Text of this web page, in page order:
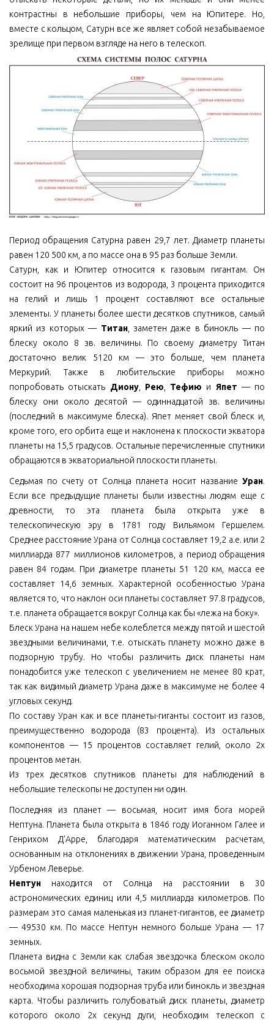
контрастны в небольшие приборы, чем на Юпитере. Но,
вместе с кольцом, Сатурн все же являет собой незабываемое
зрелище при первом взгляде на него в телескоп.
Период обращения Сатурна равен 29,7 лет. Диаметр планеты
равен 120 500 км, а по массе она в 95 раз больше Земли.
Сатурн, как и Юпитер относится к газовым гигантам. Он
состоит на 96 процентов из водорода, 3 процента приходится
на гелий и лишь 1 процент составляют все остальные
элементы. У планеты более шести десятков спутников, самый
яркий из которых — Титан, заметен даже в бинокль — по
блеску около 8 зв. величины. По своему диаметру Титан
достаточно велик 5120 км — это больше, чем планета
Меркурий. Также в любительские приборы можно
попробовать отыскать Диону, Рею Тефию и Япет — по
блеску они около десятой — одиннадцатой зв. величины
(последний в максимуме блеска). Япет меняет свой блеск и,
кроме того, его орбита еще и наклонена к плоскости экватора
планеты на 15,5 градусов. Остальные перечисленные спутники
обращаются в экваториальной плоскости планеты.
Седьмая по счету от Солнца планета носит название Уран.
Если все предыдущие планеты были известны людям еще с
древности, то эта планета была открыта уже в
телескопическую эру в 1781 году Вильямом Гершелем.
Среднее расстояние Урана от Солнца составляет 19,2 а.е. или 2
миллиарда 877 миллионов километров, а период обращения
равен 84 годам. При диаметре планеты 51 120 км, масса ее
составляет 14,6 земных. Характерной особенностью Урана
является то, что наклон оси планеты составляет 97.8 градусов,
т.е. планета обращается вокруг Солнца как бы «лежа на боку».
Блеск Урана на нашем небе колеблется между пятой и шестой
звездными величинами, т.е. отыскать планету можно даже в
подзорную трубу. Но чтобы различить диск планеты нам
понадобится уже телескоп с увеличением не менее 80 крат,
так как видимый диаметр Урана даже в максимуме не более 4
угловых секунд.
По составу Уран как и все планеты-гиганты состоит из газов,
преимущественно водорода (83 процента). Из остальных
компонентов — 15 процентов составляет гелий, около 2х
процентов метан.
Из трех десятков спутников планеты для наблюдений в
небольшие телескопы не доступен ни один.
Последняя из планет — восьмая, носит имя бога морей
Нептуна. Планета была открыта в 1846 году Иоганном Галее и
Генрихом Д’Арре, благодаря математическим расчетам,
основанным на отклонениях в движении Урана, проведенным
Урбеном Леверье.
Нептун находится от Солнца на расстоянии в 30
астрономических единиц или 4,5 миллиарда километров. По
размерам это самая маленькая из планет-гигантов, ее диаметр
— 49530 км. По массе Нептун немного больше Урана — 17
земных.
Планета видна с Земли как слабая звездочка блеском около
восьмой звездной величины, таким образом для ее поиска
необходима хорошая подзорная труба или бинокль и звездная
карта. Чтобы различить голубоватый диск планеты, диаметр
которого около 2х секунд дуги, необходим телескоп с